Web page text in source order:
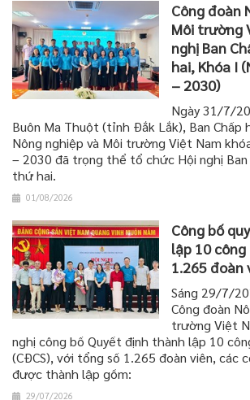
Công đoàn
Môi trường
nghị Ban
hai, Khóa I
– 2030)
Ngày 31/7/
Buôn Ma Thuột (tỉnh Đắk Lắk), Ban Chấp
Nông nghiệp và Môi trường Việt Nam
– 2030 đã trọng thể tổ chức Hội nghị Ban
thứ hai.
01/08/2026
Công bố
lập 10
1.265 đoàn
Sáng 29/7/
Công đoàn
trường Việt
nghị công bố Quyết định thành lập 10
(CĐCS), với tổng số 1.265 đoàn viên, các
được thành lập gồm:
29/07/2026